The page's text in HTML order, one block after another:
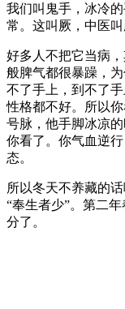
我们叫鬼手，冰冷
常。这叫厥，中医叫
好多人不把它当病
般脾气都很暴躁，
不了手上，到不了
性格都不好。所以
号脉，他手脚冰凉
你看了。你气血逆
态。
所以冬天不养藏的
“奉生者少”。第二
分了。